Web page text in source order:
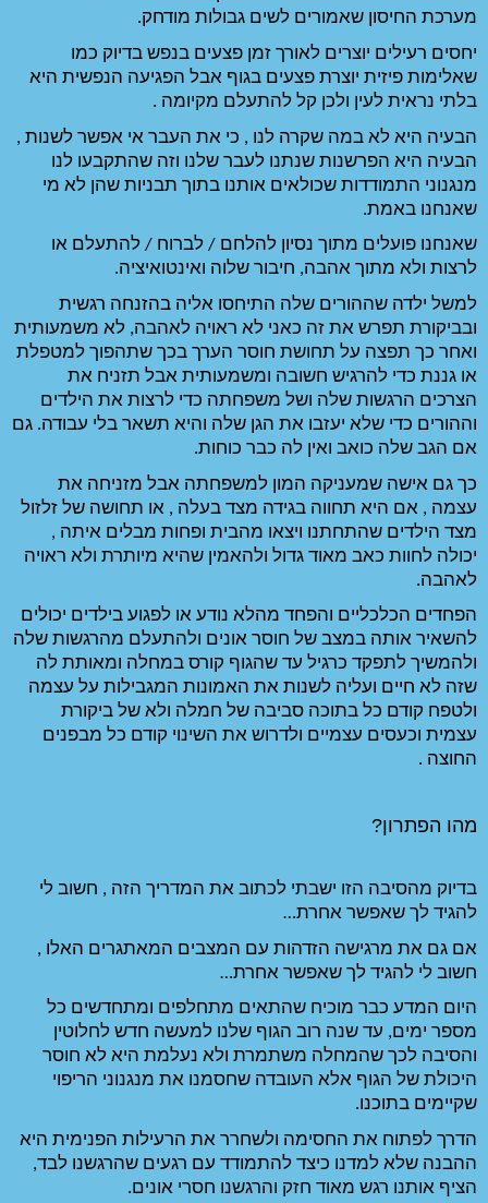
גבולות מודחק.
יחסים רעילים יוצרים לאורך זמן פצעים בנפש בדיוק כמו
שאלימות פיזית יוצרת פצעים בגוף אבל הפגיעה הנפשית היא
מקיומה .
הבעיה היא לא במה שקרה לנו , כי את העבר אי אפשר לשנות ,
מנגנוני התמודדות שכולאים אותנו בתוך תבניות שהן לא מי
שאנחנו פועלים מתוך נסיון להלחם / לברוח / להתעלם או
שלוה ואינטואיציה.
למשל ילדה שההורים שלה התיחסו אליה בהזנחה רגשית
ובביקורת תפרש את זה כאני לא ראויה לאהבה, לא משמעותית
ואחר כך תפצה על תחושת חוסר הערך בכך שתהפוך למטפלת
או גננת כדי להרגיש חשובה ומשמעותית אבל תזניח את
הצרכים הרגשות שלה ושל משפחתה כדי לרצות את הילדים
וההורים כדי שלא יעזבו את הגן שלה והיא תשאר בלי עבודה. גם
כוחות.
כך גם אישה שמעניקה המון למשפחתה אבל מזניחה את
עצמה , אם היא תחווה בגידה מצד בעלה , או תחושה של זלזול
מצד הילדים שהתחתנו ויצאו מהבית ופחות מבלים איתה ,
יכולה לחוות כאב מאוד גדול ולהאמין שהיא מיותרת ולא ראויה
הפחדים הכלכליים והפחד מהלא נודע או לפגוע בילדים יכולים
להשאיר אותה במצב של חוסר אונים ולהתעלם מהרגשות שלה
ולהמשיך לתפקד כרגיל עד שהגוף קורס במחלה ומאותת לה
שזה לא חיים ועליה לשנות את האמונות המגבילות על עצמה
ולטפח קודם כל בתוכה סביבה של חמלה ולא של ביקורת
עצמית וכעסים עצמיים ולדרוש את השינוי קודם כל מבפנים
בדיוק מהסיבה הזו ישבתי לכתוב את המדריך הזה , חשוב לי
אם גם את מרגישה הזדהות עם המצבים המאתגרים האלו ,
היום המדע כבר מוכיח שהתאים מתחלפים ומתחדשים כל
מספר ימים, עד שנה רוב הגוף שלנו למעשה חדש לחלוטין
והסיבה לכך שהמחלה משתמרת ולא נעלמת היא לא חוסר
היכולת של הגוף אלא העובדה שחסמנו את מנגנוני הריפוי
הדרך לפתוח את החסימה ולשחרר את הרעילות הפנימית היא
ההבנה שלא למדנו כיצד להתמודד עם רגעים שהרגשנו לבד,
חסרי אונים.